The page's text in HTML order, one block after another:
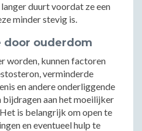
duurt voordat ze een
minder stevig is.
ouderdom
worden, kunnen factoren
verminderde
en andere onderliggende
aan het moeilijker
is belangrijk om open te
en eventueel hulp te